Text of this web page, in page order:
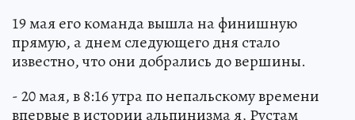
19 мая его команда вышла на финишную
прямую, а днем следующего дня стало
известно, что они добрались до вершины.
- 20 мая, в 8:16 утра по непальскому времени
впервые в истории альпинизма я, Рустам